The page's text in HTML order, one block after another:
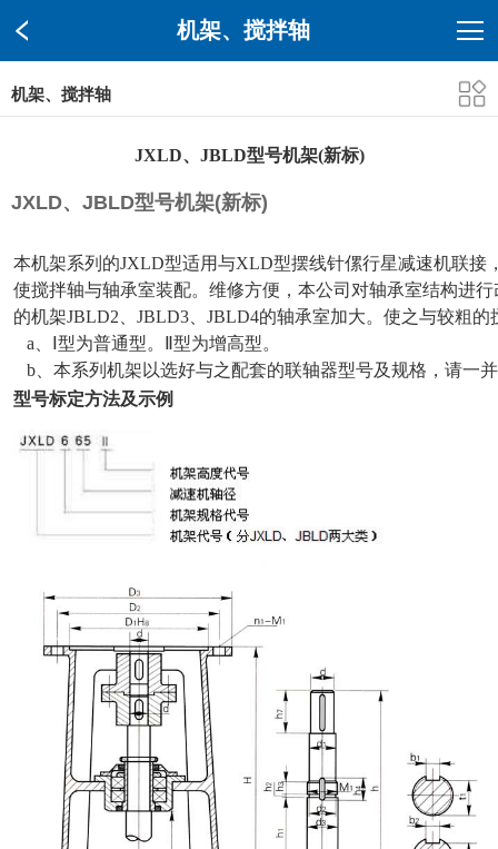
机架、搅拌轴
机架、搅拌轴
JXLD、JBLD型号机架(新标)
JXLD、JBLD型号机架(新标)
本机架系列的JXLD型适用与XLD型摆线针傫行星减速机联
使搅拌轴与轴承室装配。维修方便，本公司对轴承室结构进
的机架JBLD2、JBLD3、JBLD4的轴承室加大。使之与较粗的
a、Ⅰ型为普通型。Ⅱ型为增高型。
b、本系列机架以选好与之配套的联轴器型号及规格，请一
型号标定方法及示例